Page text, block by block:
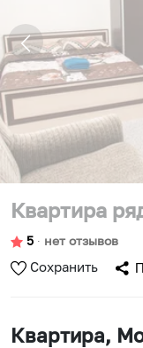
Квартира
5 ∙ нет отзывов
Сохранить
Квартира,